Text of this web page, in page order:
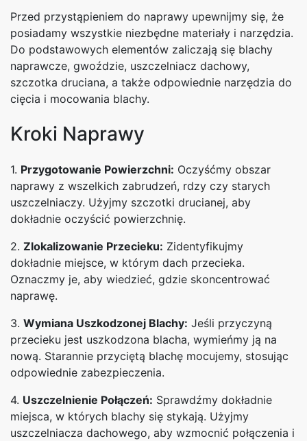
Przed przystąpieniem do naprawy upewnijmy się, że
posiadamy wszystkie niezbędne materiały i narzędzia.
Do podstawowych elementów zaliczają się blachy
naprawcze, gwoździe, uszczelniacz dachowy,
szczotka druciana, a także odpowiednie narzędzia do
cięcia i mocowania blachy.
Kroki Naprawy
1. Przygotowanie Powierzchni: Oczyśćmy obszar
naprawy z wszelkich zabrudzeń, rdzy czy starych
uszczelniaczy. Użyjmy szczotki drucianej, aby
dokładnie oczyścić powierzchnię.
2. Zlokalizowanie Przecieku: Zidentyfikujmy
dokładnie miejsce, w którym dach przecieka.
Oznaczmy je, aby wiedzieć, gdzie skoncentrować
naprawę.
3. Wymiana Uszkodzonej Blachy: Jeśli przyczyną
przecieku jest uszkodzona blacha, wymieńmy ją na
nową. Starannie przyciętą blachę mocujemy, stosując
odpowiednie zabezpieczenia.
4. Uszczelnienie Połączeń: Sprawdźmy dokładnie
miejsca, w których blachy się stykają. Użyjmy
uszczelniacza dachowego, aby wzmocnić połączenia i